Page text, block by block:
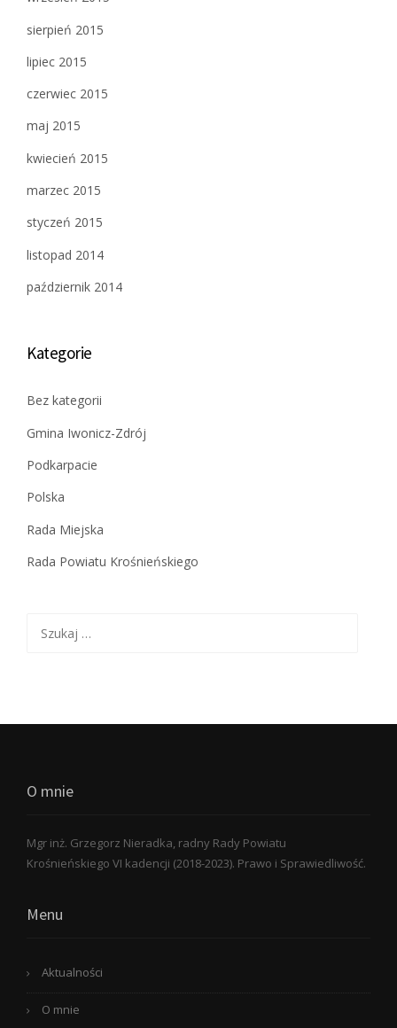
sierpień 2015
lipiec 2015
czerwiec 2015
maj 2015
kwiecień 2015
marzec 2015
styczeń 2015
listopad 2014
październik 2014
Kategorie
Bez kategorii
Gmina Iwonicz-Zdrój
Podkarpacie
Polska
Rada Miejska
Rada Powiatu Krośnieńskiego
O mnie
Mgr inż. Grzegorz Nieradka, radny Rady Powiatu
Krośnieńskiego VI kadencji (2018-2023). Prawo i Sprawiedliwość.
Menu
Aktualności
O mnie